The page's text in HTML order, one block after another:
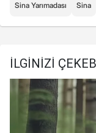
Sina Yarımadası Sina